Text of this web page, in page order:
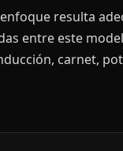
resulta
entre este
carnet,